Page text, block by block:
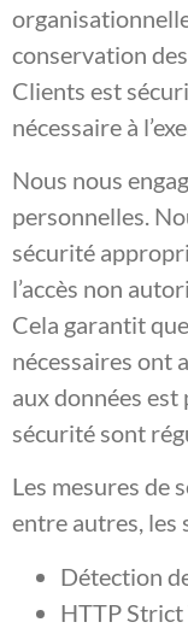
conservation
Clients est
nécessaire à
Nous nous
personnelles.
sécurité
l’accès non
Cela garantit
nécessaires ont
aux données est
sécurité sont
Les mesures de
entre autres, les
Détection
HTTP